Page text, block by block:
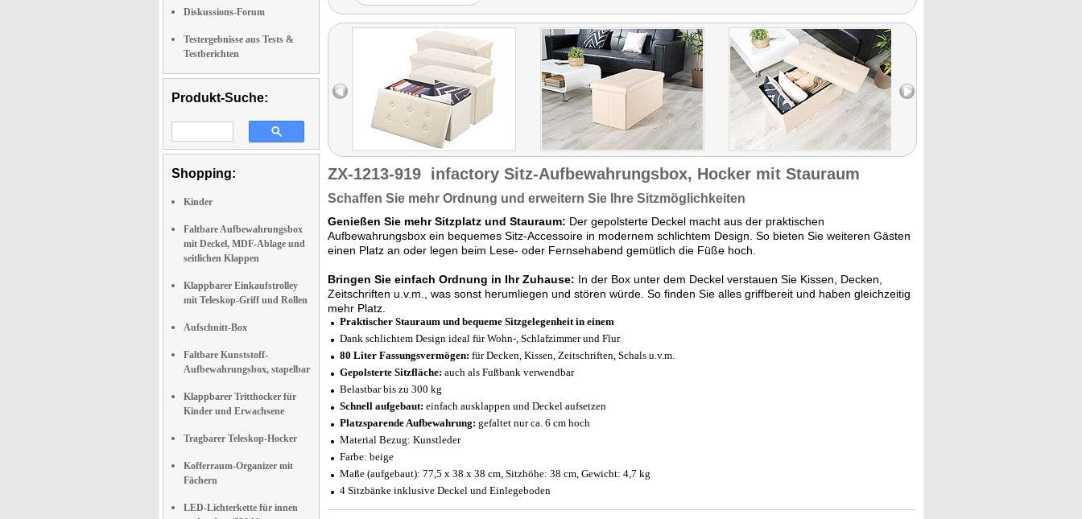
Diskussions-Forum
Testergebnisse aus Tests &
Testberichten
Produkt-Suche:
Shopping:
Kinder
Faltbare Aufbewahrungsbox
mit Deckel, MDF-Ablage und
seitlichen Klappen
Klappbarer Einkaufstrolley
mit Teleskop-Griff und Rollen
Aufschnitt-Box
Faltbare Kunststoff-
Aufbewahrungsbox, stapelbar
Klappbarer Tritthocker für
Kinder und Erwachsene
Tragbarer Teleskop-Hocker
Kofferraum-Organizer mit
Fächern
LED-Lichterkette für innen
ausklappen und den Deckel
darauf geben und schon ist
die Truhe aufgebaut. Durch
die unterschiedlichen
Farben findet jeder die
passende Truhenbank für
sein Zuhause."
ZX-1213-919 infactory Sitz-Aufbewahrungsbox, Hocker mit Stauraum
Schaffen Sie mehr Ordnung und erweitern Sie Ihre Sitzmöglichkeiten
Genießen Sie mehr Sitzplatz und Stauraum: Der gepolsterte Deckel macht aus der praktischen
Aufbewahrungsbox ein bequemes Sitz-Accessoire in modernem schlichtem Design. So bieten Sie weiteren Gästen
einen Platz an oder legen beim Lese- oder Fernsehabend gemütlich die Füße hoch.
Bringen Sie einfach Ordnung in Ihr Zuhause: In der Box unter dem Deckel verstauen Sie Kissen, Decken,
Zeitschriften u.v.m., was sonst herumliegen und stören würde. So finden Sie alles griffbereit und haben gleichzeitig
mehr Platz.
Praktischer Stauraum und bequeme Sitzgelegenheit in einem
Dank schlichtem Design ideal für Wohn-, Schlafzimmer und Flur
80 Liter Fassungsvermögen: für Decken, Kissen, Zeitschriften, Schals u.v.m.
Gepolsterte Sitzfläche: auch als Fußbank verwendbar
Belastbar bis zu 300 kg
Schnell aufgebaut: einfach ausklappen und Deckel aufsetzen
Platzsparende Aufbewahrung: gefaltet nur ca. 6 cm hoch
Material Bezug: Kunstleder
Farbe: beige
Maße (aufgebaut): 77,5 x 38 x 38 cm, Sitzhöhe: 38 cm, Gewicht: 4,7 kg
4 Sitzbänke inklusive Deckel und Einlegeboden